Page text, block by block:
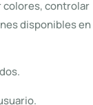
colores, controlar
disponibles en